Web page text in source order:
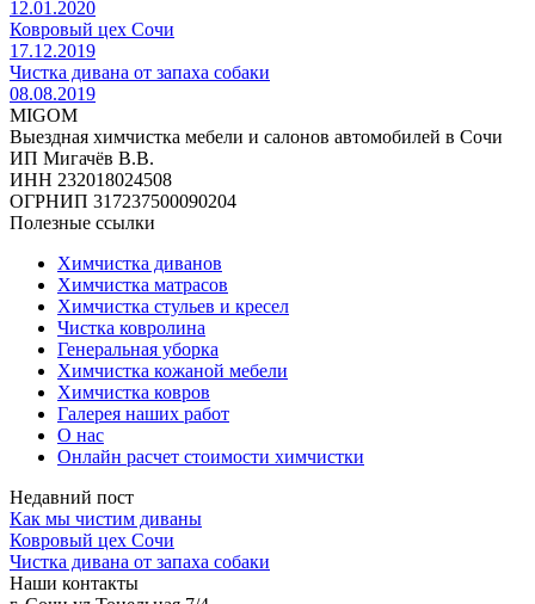
12.01.2020
Ковровый цех Сочи
17.12.2019
Чистка дивана от запаха собаки
08.08.2019
MIGOM
Выездная химчистка мебели и салонов автомобилей в Сочи
ИП Мигачёв В.В.
ИНН 232018024508
ОГРНИП 317237500090204
Полезные ссылки
Химчистка диванов
Химчистка матрасов
Химчистка стульев и кресел
Чистка ковролина
Генеральная уборка
Химчистка кожаной мебели
Химчистка ковров
Галерея наших работ
О нас
Онлайн расчет стоимости химчистки
Недавний пост
Как мы чистим диваны
Ковровый цех Сочи
Чистка дивана от запаха собаки
Наши контакты